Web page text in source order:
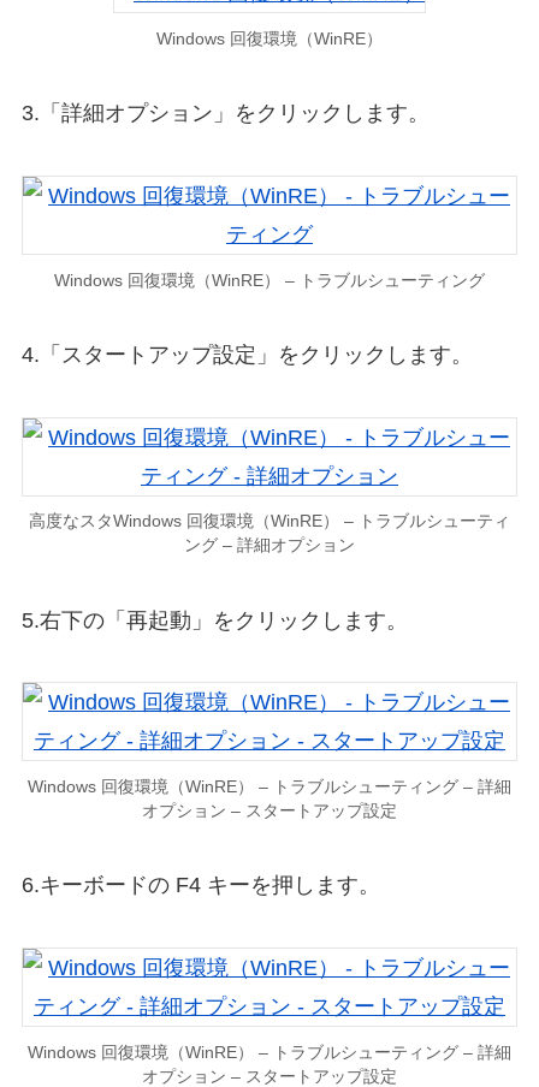
Windows 回復環境（WinRE）
3.「詳細オプション」をクリックします。
Windows 回復環境（WinRE） – トラブルシューティング
4.「スタートアップ設定」をクリックします。
高度なスタWindows 回復環境（WinRE） – トラブルシューティ
ング – 詳細オプション
5.右下の「再起動」をクリックします。
Windows 回復環境（WinRE） – トラブルシューティング – 詳細
オプション – スタートアップ設定
6.キーボードの F4 キーを押します。
Windows 回復環境（WinRE） – トラブルシューティング – 詳細
オプション – スタートアップ設定